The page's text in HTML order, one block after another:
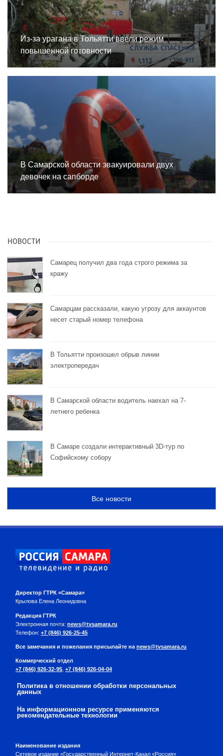
Из-за урагана в Тольятти ввели режим
повышенной готовности
В Самарской области эвакуировали двух
девочек на сапборде
НОВОСТИ
Самарец получил два года строго режима за
кражу
Самарцам рассказали, какую угрозу для аккаунтов
несет старый номер телефона
В Тольятти произошел обрыв линии
электропередач
В Самарской области водитель наехал на 7-
летнего ребенка
В Самаре создали интерактивный 3D-тур по
Софийскому собору
Все новости
Директор ГТРК «Самара»
Крылова Елена Леонидовна
Редакция ГТРК
Электронная почта: news@tvsamara.ru
Телефон: +7 (846) 926-25-45
Все замечания и пожелания присылайте на news@tvsamara.ru
Коммерческий отдел
+7 (846) 926-32-95 +7 (846) 926-04-04
Политика в отношении обработки персональных
данных
На информационном ресурсе применяются
рекомендательные технологии
Наименование издания
Сетевое издание «Государственный Интернет-Канал «Россия»